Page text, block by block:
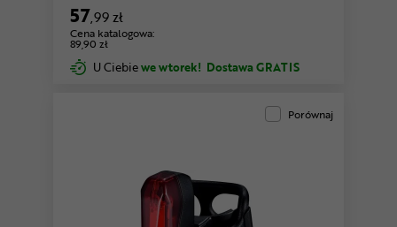
57,99 zł
Cena katalogowa:
89,90 zł
U Ciebiewe wtorek! Dostawa GRATIS
Porównaj